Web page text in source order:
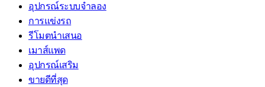
อุปกรณ์ระบบจำลอง
การแข่งรถ
รีโมตนำเสนอ
เมาส์แพด
อุปกรณ์เสริม
ขายดีที่สุด